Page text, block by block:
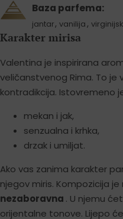
Baza parfema:
jantar, vanilija ,
Karakter mirisa
Valentina je inspirirana
veličanstvenog Rima. To je
kontradikcija. Istovremeno
mekan i jak,
senzualna i krhka,
drzak i umiljat.
Ako vas zanima karakter
njegov miris. Kompozicija
nezaboravna . U njemu
orijentalne tonove. Lijepo